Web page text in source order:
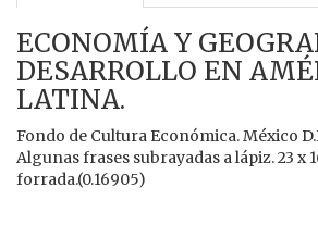
ECONOMÍA Y
DESARROLLO EN
LATINA.
Fondo de Cultura Económica. México
Algunas frases subrayadas a lápiz. 23 x
forrada.(0.16905)